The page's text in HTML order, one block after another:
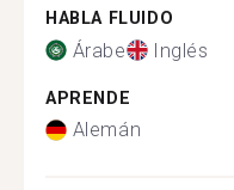
HABLA FLUIDO
Árabe Inglés
APRENDE
Alemán